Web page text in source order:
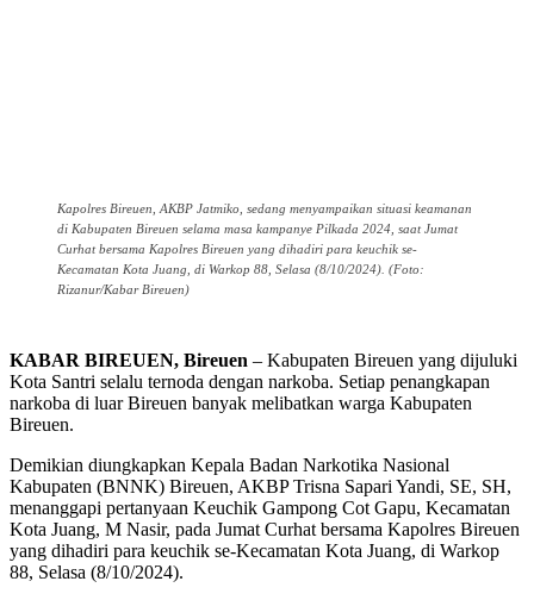
Kapolres Bireuen, AKBP Jatmiko, sedang menyampaikan situasi keamanan
di Kabupaten Bireuen selama masa kampanye Pilkada 2024, saat Jumat
Curhat bersama Kapolres Bireuen yang dihadiri para keuchik se-
Kecamatan Kota Juang, di Warkop 88, Selasa (8/10/2024). (Foto:
Rizanur/Kabar Bireuen)
KABAR BIREUEN, Bireuen – Kabupaten Bireuen yang dijuluki
Kota Santri selalu ternoda dengan narkoba. Setiap penangkapan
narkoba di luar Bireuen banyak melibatkan warga Kabupaten
Bireuen.
Demikian diungkapkan Kepala Badan Narkotika Nasional
Kabupaten (BNNK) Bireuen, AKBP Trisna Sapari Yandi, SE, SH,
menanggapi pertanyaan Keuchik Gampong Cot Gapu, Kecamatan
Kota Juang, M Nasir, pada Jumat Curhat bersama Kapolres Bireuen
yang dihadiri para keuchik se-Kecamatan Kota Juang, di Warkop
88, Selasa (8/10/2024).